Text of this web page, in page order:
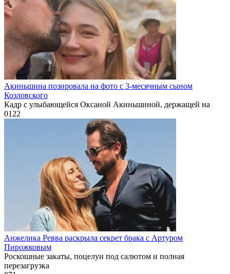
Акиньшина позировала на фото с 3-месячным сыном
Козловского
Кадр с улыбающейся Оксаной Акиньшиной, держащей на
0122
Анжелика Ревва раскрыла секрет брака с Артуром
Пирожковым
Роскошные закаты, поцелуи под салютом и полная
перезагрузка